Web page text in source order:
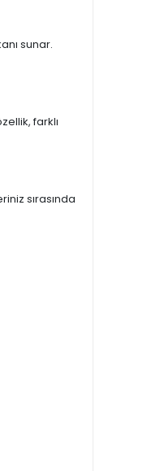
sunar.
farklı
sırasında